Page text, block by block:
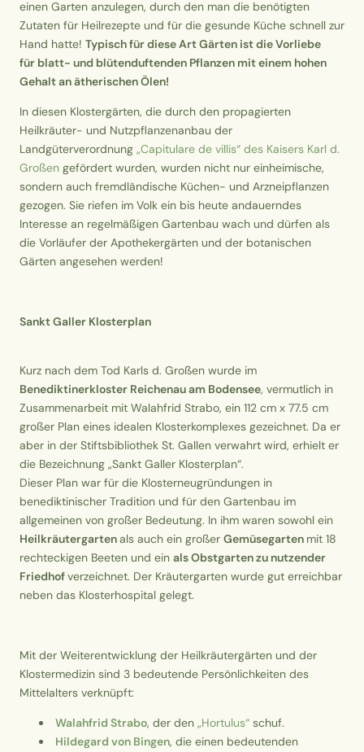
einen Garten anzulegen, durch den man die benötigten
Zutaten für Heilrezepte und für die gesunde Küche schnell zur
Hand hatte! Typisch für diese Art Gärten ist die Vorliebe
für blatt- und blütenduftenden Pflanzen mit einem hohen
Gehalt an ätherischen Ölen!
In diesen Klostergärten, die durch den propagierten
Heilkräuter- und Nutzpflanzenanbau der
Landgüterverordnung „Capitulare de villis“ des Kaisers Karl d.
Großen gefördert wurden, wurden nicht nur einheimische,
sondern auch fremdländische Küchen- und Arzneipflanzen
gezogen. Sie riefen im Volk ein bis heute andauerndes
Interesse an regelmäßigen Gartenbau wach und dürfen als
die Vorläufer der Apothekergärten und der botanischen
Gärten angesehen werden!
Sankt Galler Klosterplan
Kurz nach dem Tod Karls d. Großen wurde im
Benediktinerkloster Reichenauam Bodensee, vermutlich in
Zusammenarbeit mit Walahfrid Strabo, ein 112 cm x 77.5 cm
großer Plan eines idealen Klosterkomplexes gezeichnet. Da er
aber in der Stiftsbibliothek St. Gallen verwahrt wird, erhielt er
die Bezeichnung „Sankt Galler Klosterplan“.
Dieser Plan war für die Klosterneugründungen in
benediktinischer Tradition und für den Gartenbau im
allgemeinen von großer Bedeutung. In ihm waren sowohl ein
Heilkräutergartenals auch ein großer Gemüsegarten mit 18
rechteckigen Beeten und ein alsObstgartenzu nutzender
Friedhofverzeichnet. Der Kräutergarten wurde gut erreichbar
neben das Klosterhospital gelegt.
Mit der Weiterentwicklung der Heilkräutergärten und der
Klostermedizin sind 3 bedeutende Persönlichkeiten des
Mittelalters verknüpft:
Walahfrid Strabo, der den „Hortulus“ schuf.
Hildegard von Bingen, die einen bedeutenden